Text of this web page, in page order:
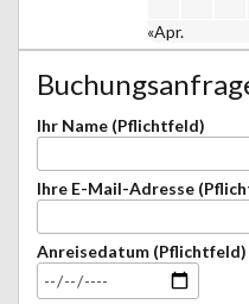
«Apr.
Ihr Name (Pflichtfeld)
Ihre E-Mail-Adresse
Anreisedatum (Pflichtfeld)